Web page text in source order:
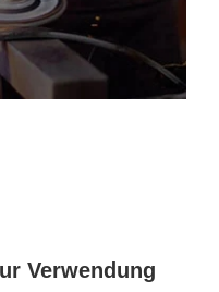
Verwendung